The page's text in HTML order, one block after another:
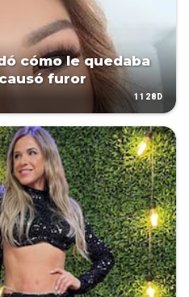
cómo le quedaba
furor
1128D